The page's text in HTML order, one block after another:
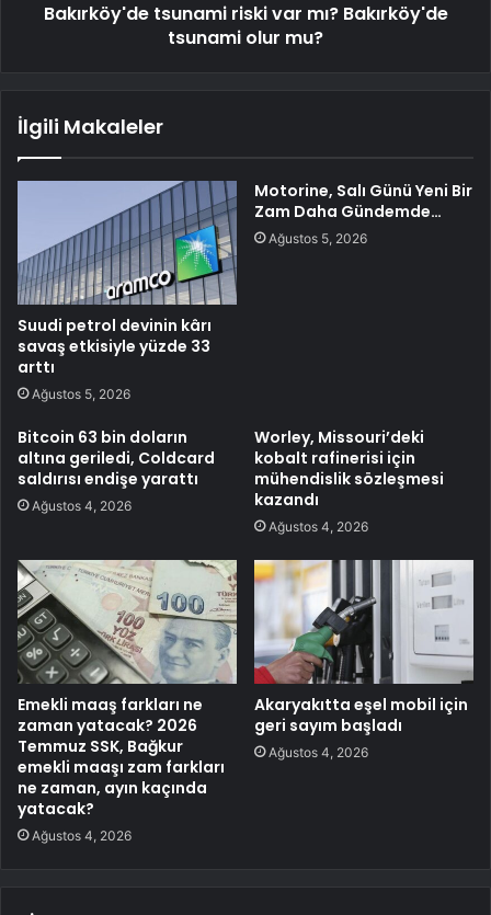
Bakırköy'de tsunami riski var mı? Bakırköy'de
tsunami olur mu?
İlgili Makaleler
Suudi petrol devinin kârı
savaş etkisiyle yüzde 33
arttı
Ağustos 5, 2026
Motorine, Salı Günü Yeni Bir
Zam Daha Gündemde…
Ağustos 5, 2026
Bitcoin 63 bin doların
altına geriledi, Coldcard
saldırısı endişe yarattı
Ağustos 4, 2026
Worley, Missouri’deki
kobalt rafinerisi için
mühendislik sözleşmesi
kazandı
Ağustos 4, 2026
Emekli maaş farkları ne
zaman yatacak? 2026
Temmuz SSK, Bağkur
emekli maaşı zam farkları
ne zaman, ayın kaçında
yatacak?
Ağustos 4, 2026
Akaryakıtta eşel mobil için
geri sayım başladı
Ağustos 4, 2026